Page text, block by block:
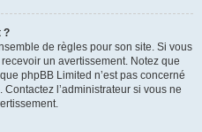
?
de règles pour son site. Si vous
un avertissement. Notez que
phpBB Limited n’est pas concerné
l’administrateur si vous ne